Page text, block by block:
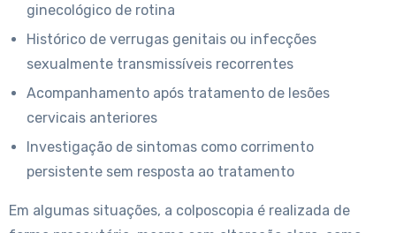
ginecológico de rotina
Histórico de verrugas genitais ou infecções
sexualmente transmissíveis recorrentes
Acompanhamento após tratamento de lesões
cervicais anteriores
Investigação de sintomas como corrimento
persistente sem resposta ao tratamento
Em algumas situações, a colposcopia é realizada de